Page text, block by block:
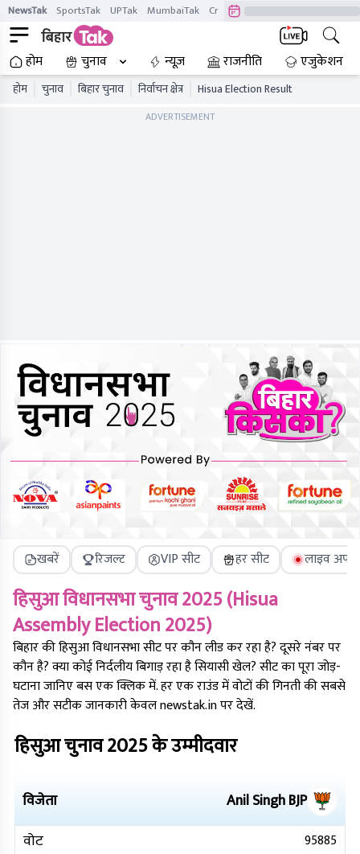
NewsTak SportsTak UPTak MumbaiTak CrimeTak
होम चुनाव न्यूज़ राजनीति एजुकेशन
होम चुनाव बिहार चुनाव निर्वाचन क्षेत्र Hisua Election Result
ADVERTISEMENT
खबरें रिजल्ट VIP सीट हर सीट लाइव
हिसुआविधानसभा चुनाव 2025 (Hisua
Assembly Election 2025)
बिहार कीहिसुआविधानसभा सीट पर कौन लीड कर रहा है? दूसरे नंबर पर
कौन है? क्या कोई निर्दलीय बिगाड़ रहा है सियासी खेल? सीट का पूरा जोड़-
घटाना जानिए बस एक क्लिक में. हर एक राउंड में वोटों की गिनती की सबसे
तेज और सटीक जानकारी केवल newstak.in पर देखें.
हिसुआचुनाव2025के उम्मीदवार
विजेता Anil SinghBJP
वोट
95885